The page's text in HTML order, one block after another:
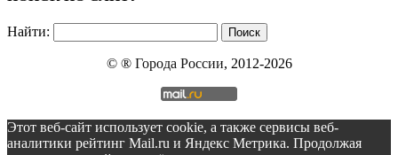
Найти:
© ® Города России, 2012-2026
Этот веб-сайт использует cookie, а также сервисы веб-
аналитики рейтинг Mail.ru и Яндекс Метрика. Продолжая